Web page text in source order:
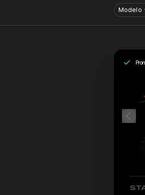
Modelo